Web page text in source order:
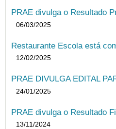
PRAE divulga o Resultado
06/03/2025
Restaurante Escola está
12/02/2025
PRAE DIVULGA EDITAL
24/01/2025
PRAE divulga o Resultado
13/11/2024